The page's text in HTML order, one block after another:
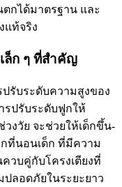
ตกได้มาตรฐาน และ
แท้จริง
ล็ก ๆ ที่สำคัญ
ปรับระดับความสูงของ
ปรับระดับฟูกให้
งวัย จะช่วยให้เด็กขึ้น-
กที่นอนเด็ก ที่มีความ
วบคู่กับโครงเตียงที่
ลอดภัยในระยะยาว